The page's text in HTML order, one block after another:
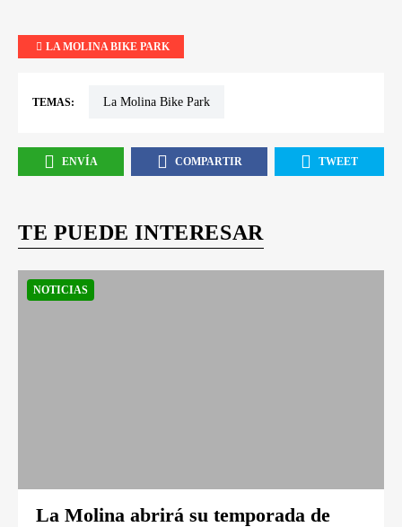
LA MOLINA BIKE PARK
TEMAS: La Molina Bike Park
ENVÍA COMPARTIR TWEET
TE PUEDE INTERESAR
NOTICIAS
La Molina abrirá su temporada de